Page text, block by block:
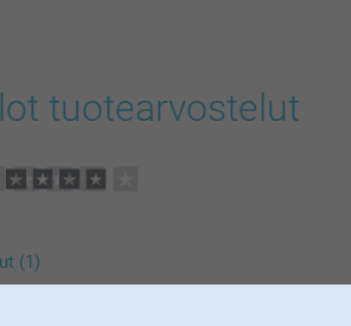
tuotearvostelut
(1)